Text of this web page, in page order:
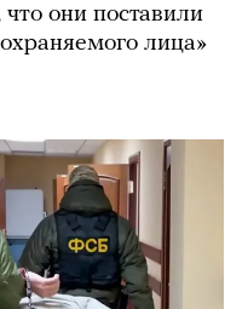
что они поставили
лица»